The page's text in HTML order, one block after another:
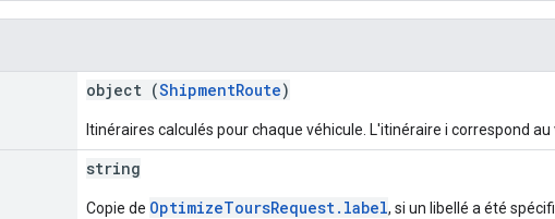
object (ShipmentRoute)
Itinéraires calculés pour chaque véhicule. L'itinéraire i correspond au
string
Copie de OptimizeToursRequest.label, si un libellé a été